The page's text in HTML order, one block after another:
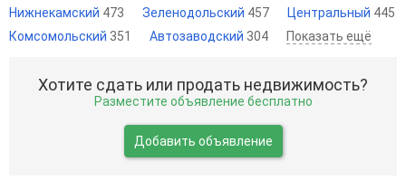
Нижнекамский 473 Зеленодольский 457 Центральный 445
Комсомольский 351 Автозаводский 304 Показать ещё
Хотите сдать или продать недвижимость?
Разместите объявление бесплатно
Добавить объявление